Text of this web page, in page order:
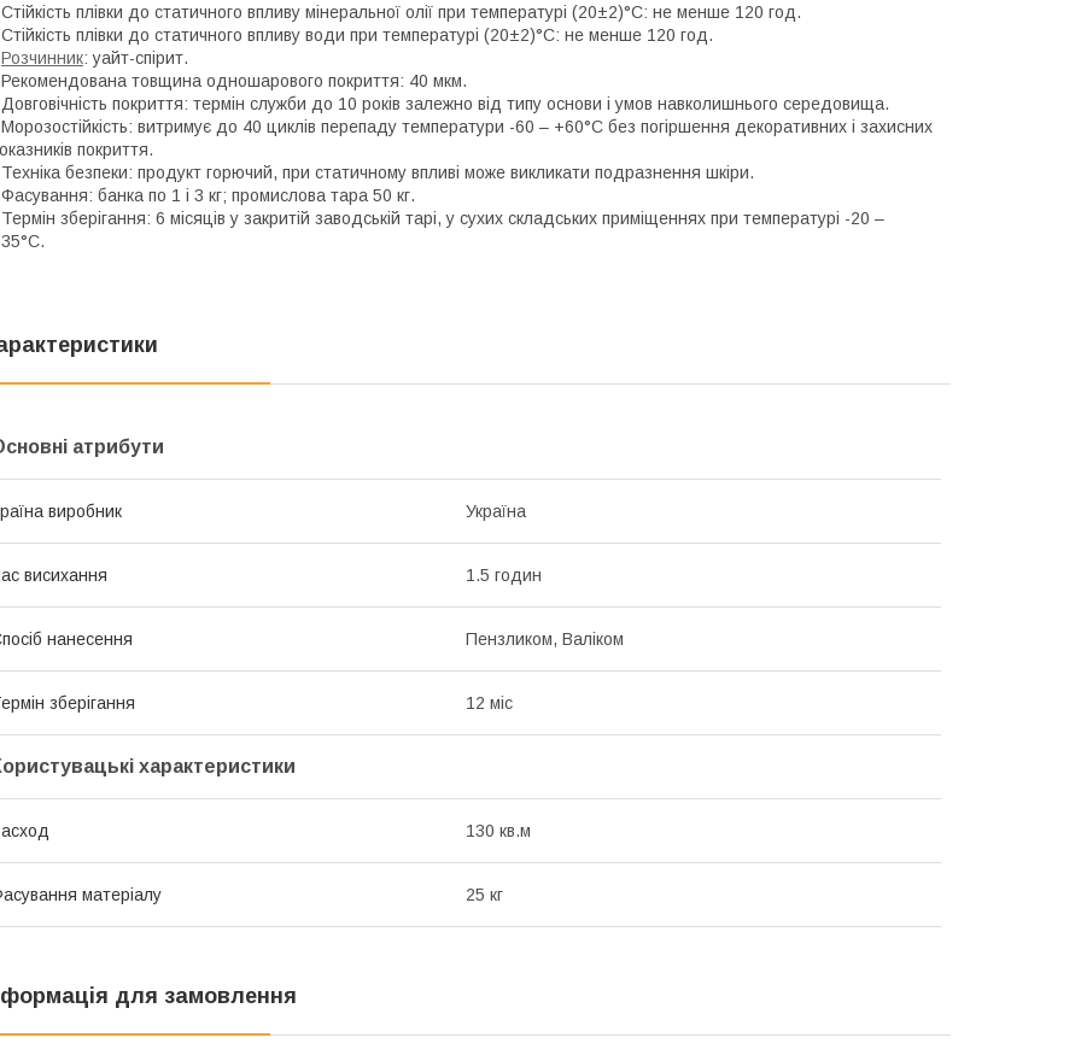
плівки до статичного впливу мінеральної олії при температурі (20±2)°C: не менше 120 год.
плівки до статичного впливу води при температурі (20±2)°C: не менше 120 год.
Розчинник: уайт-спірит.
товщина одношарового покриття: 40 мкм.
покриття: термін служби до 10 років залежно від типу основи і умов навколишнього середовища.
витримує до 40 циклів перепаду температури -60 – +60°C без погіршення декоративних і захисних
покриття.
безпеки: продукт горючий, при статичному впливі може викликати подразнення шкіри.
банка по 1 і 3 кг; промислова тара 50 кг.
зберігання: 6 місяців у закритій заводській тарі, у сухих складських приміщеннях при температурі -20 –
атрибути
виробник Україна
висихання 1.5 годин
нанесення Пензликом, Валіком
зберігання 12 міс
характеристики
130 кв.м
матеріалу 25 кг
для замовлення